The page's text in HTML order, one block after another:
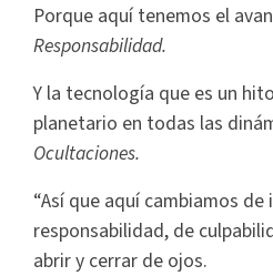
Porque aquí tenemos el
Responsabilidad.
Y la tecnología que es un
planetario en todas las
Ocultaciones.
“Así que aquí cambiamos
responsabilidad, de
abrir y cerrar de ojos.